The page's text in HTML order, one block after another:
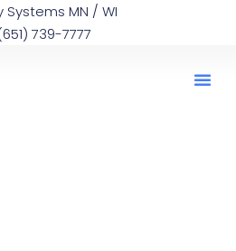
Systems MN / WI
739-7777